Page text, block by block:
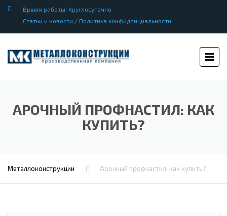
Время работы: Круглосуточно
Статьи и новости / Политика конфиденциальности
АРОЧНЫЙ ПРОФНАСТИЛ: КАК
КУПИТЬ?
Металлоконструкции Арочный профнастил: как купить?